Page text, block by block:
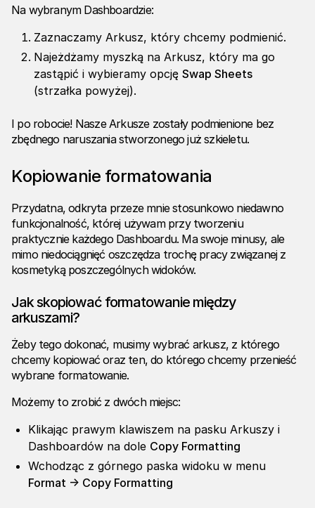
Na wybranym Dashboardzie:
Zaznaczamy Arkusz, który chcemy podmienić.
Najeżdżamy myszką na Arkusz, który ma go
zastąpić i wybieramy opcję Swap Sheets
(strzałka powyżej).
I po robocie! Nasze Arkusze zostały podmienione bez
zbędnego naruszania stworzonego już szkieletu.
Kopiowanie formatowania
Przydatna, odkryta przeze mnie stosunkowo niedawno
funkcjonalność, której używam przy tworzeniu
praktycznie każdego Dashboardu. Ma swoje minusy, ale
mimo niedociągnięć oszczędza trochę pracy związanej z
kosmetyką poszczególnych widoków.
Jak skopiować formatowanie między
arkuszami?
Żeby tego dokonać, musimy wybrać arkusz, z którego
chcemy kopiować oraz ten, do którego chcemy przenieść
wybrane formatowanie.
Możemy to zrobić z dwóch miejsc:
Klikając prawym klawiszem na pasku Arkuszy i
Dashboardów na dole Copy Formatting
Wchodząc z górnego paska widoku w menu
Format -> Copy Formatting